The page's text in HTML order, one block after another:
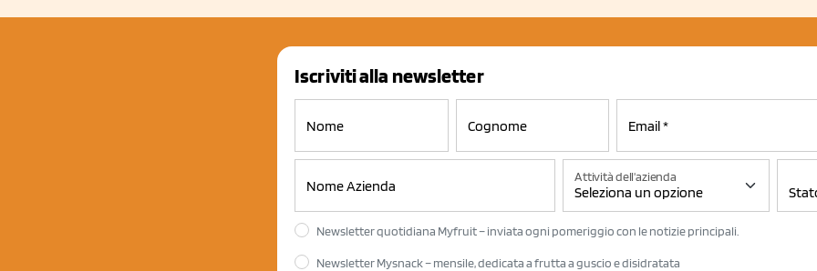
Iscriviti alla newsletter
Attività dell'azienda
Newsletter quotidiana Myfruit – inviata ogni pomeriggio con le notizie principali.
Newsletter Mysnack – mensile, dedicata a frutta a guscio e disidratata